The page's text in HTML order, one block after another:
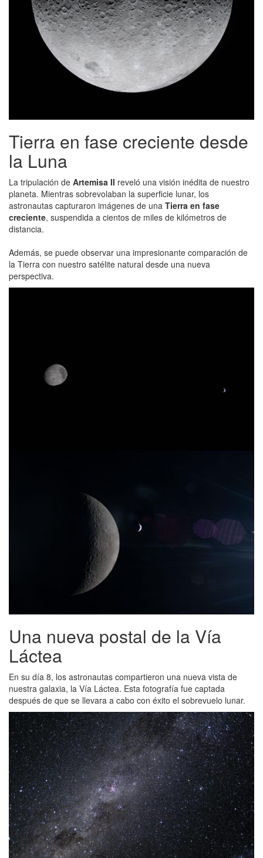
Tierra en fase creciente desde
la Luna
La tripulación de Artemisa II reveló una visión inédita de nuestro
planeta. Mientras sobrevolaban la superficie lunar, los
astronautas capturaron imágenes de una Tierra en fase
creciente, suspendida a cientos de miles de kilómetros de
distancia.
Además, se puede observar una impresionante comparación de
la Tierra con nuestro satélite natural desde una nueva
perspectiva.
Una nueva postal de la Vía
Láctea
En su día 8, los astronautas compartieron una nueva vista de
nuestra galaxia, la Vía Láctea. Esta fotografía fue captada
después de que se llevara a cabo con éxito el sobrevuelo lunar.